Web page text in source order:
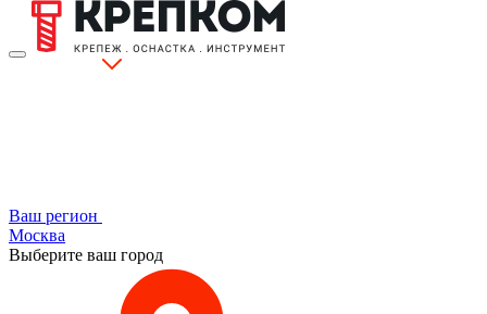
Ваш регион
Москва
Выберите ваш город